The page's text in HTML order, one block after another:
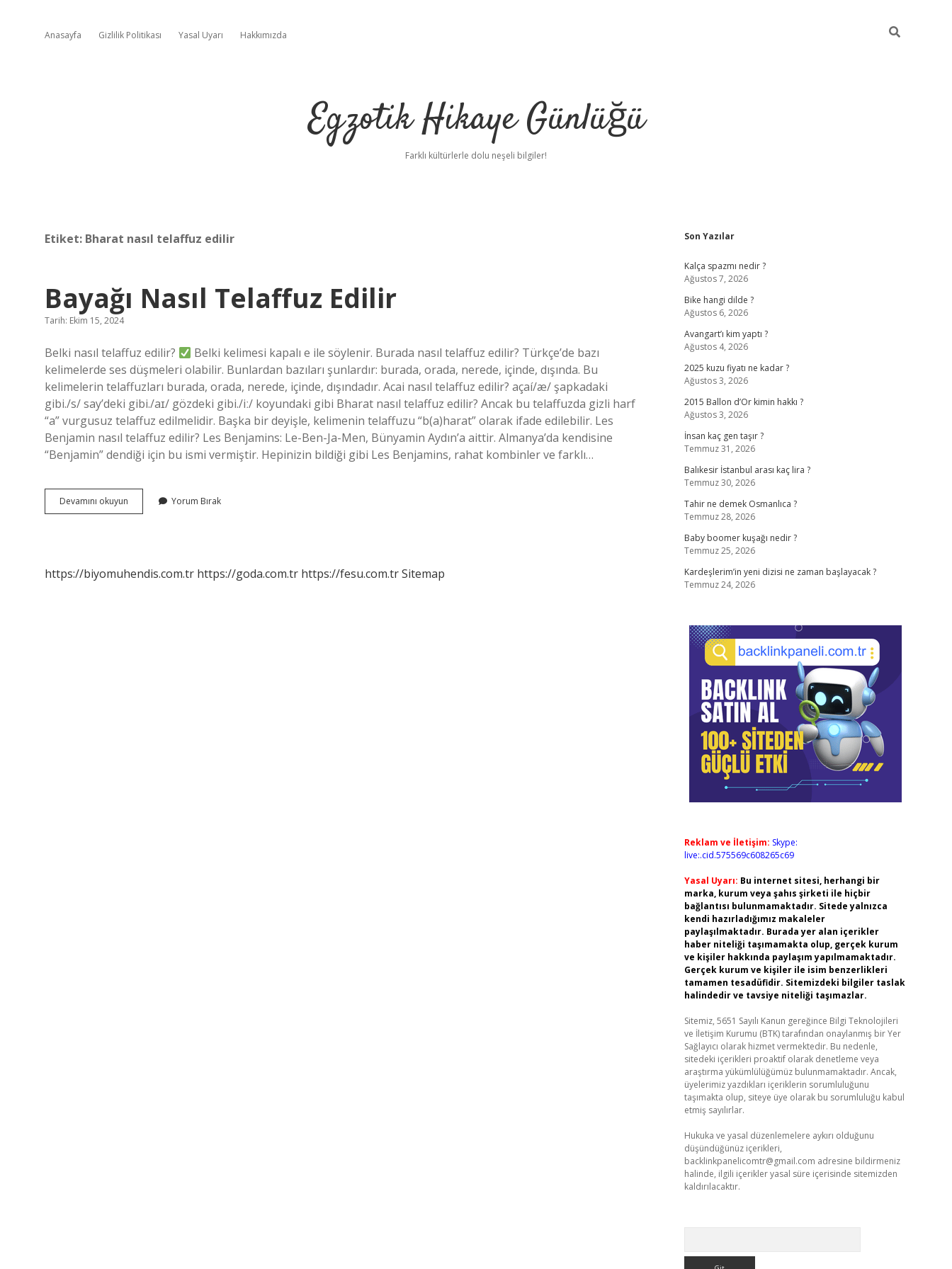
Anasayfa Gizlilik Politikası Yasal Uyarı Hakkımızda
Egzotik Hikaye Günlüğü
Farklı kültürlerle dolu neşeli bilgiler!
Etiket: Bharat nasıl telaffuz edilir
Bayağı Nasıl Telaffuz Edilir
Tarih: Ekim 15, 2024
Belki nasıl telaffuz edilir?
Belki kelimesi kapalı e ile söylenir. Burada nasıl telaffuz edilir? Türkçe’de bazı
kelimelerde ses düşmeleri olabilir. Bunlardan bazıları şunlardır: burada, orada, nerede, içinde, dışında. Bu
kelimelerin telaffuzları burada, orada, nerede, içinde, dışındadır. Acai nasıl telaffuz edilir? açaí/æ/ şapkadaki
gibi./s/ say’deki gibi./aɪ/ gözdeki gibi./iː/ koyundaki gibi Bharat nasıl telaffuz edilir? Ancak bu telaffuzda gizli harf
“a” vurgusuz telaffuz edilmelidir. Başka bir deyişle, kelimenin telaffuzu “b(a)harat” olarak ifade edilebilir. Les
Benjamin nasıl telaffuz edilir? Les Benjamins: Le-Ben-Ja-Men, Bünyamin Aydın’a aittir. Almanya’da kendisine
“Benjamin” dendiği için bu ismi vermiştir. Hepinizin bildiği gibi Les Benjamins, rahat kombinler ve farklı…
Devamını okuyun
Nasıl
Yorum Bırak
https://biyomuhendis.com.tr https://goda.com.tr https://fesu.com.trSitemap
Sidebar
Son Yazılar
Kalça spazmı nedir ?
Ağustos 7, 2026
Bike hangi dilde ?
Ağustos 6, 2026
Avangart’ı kim yaptı ?
Ağustos 4, 2026
2025 kuzu fiyatı ne kadar ?
Ağustos 3, 2026
2015 Ballon d’Or kimin hakkı ?
Ağustos 3, 2026
İnsan kaç gen taşır ?
Temmuz 31, 2026
Balıkesir İstanbul arası kaç lira ?
Temmuz 30, 2026
Tahir ne demek Osmanlıca ?
Temmuz 28, 2026
Baby boomer kuşağı nedir ?
Temmuz 25, 2026
Kardeşlerim’in yeni dizisi ne zaman başlayacak ?
Temmuz 24, 2026
Reklam ve İletişim: Skype:
live:.cid.575569c608265c69
Yasal Uyarı: Bu internet sitesi, herhangi bir
marka, kurum veya şahıs şirketi ile hiçbir
bağlantısı bulunmamaktadır. Sitede yalnızca
kendi hazırladığımız makaleler
paylaşılmaktadır. Burada yer alan içerikler
haber niteliği taşımamakta olup, gerçek kurum
ve kişiler hakkında paylaşım yapılmamaktadır.
Gerçek kurum ve kişiler ile isim benzerlikleri
tamamen tesadüfidir. Sitemizdeki bilgiler taslak
halindedir ve tavsiye niteliği taşımazlar.
Sitemiz, 5651 Sayılı Kanun gereğince Bilgi Teknolojileri
ve İletişim Kurumu (BTK) tarafından onaylanmış bir Yer
Sağlayıcı olarak hizmet vermektedir. Bu nedenle,
sitedeki içerikleri proaktif olarak denetleme veya
araştırma yükümlülüğümüz bulunmamaktadır. Ancak,
üyelerimiz yazdıkları içeriklerin sorumluluğunu
taşımakta olup, siteye üye olarak bu sorumluluğu kabul
etmiş sayılırlar.
Hukuka ve yasal düzenlemelere aykırı olduğunu
düşündüğünüz içerikleri,
backlinkpanelicomtr@gmail.com adresine bildirmeniz
halinde, ilgili içerikler yasal süre içerisinde sitemizden
kaldırılacaktır.